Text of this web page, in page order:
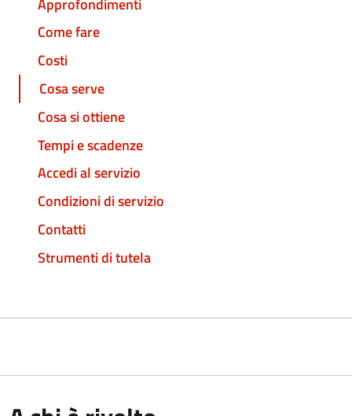
Come fare
Costi
Cosa serve
Cosa si ottiene
Tempi e scadenze
Accedi al servizio
Condizioni di servizio
Contatti
Strumenti di tutela